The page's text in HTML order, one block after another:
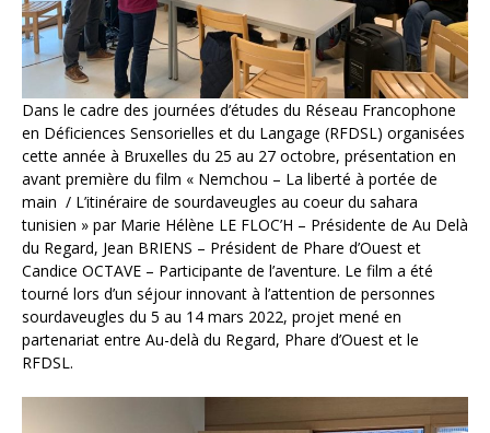
Dans le cadre des journées d’études du Réseau Francophone
en Déficiences Sensorielles et du Langage (RFDSL) organisées
cette année à Bruxelles du 25 au 27 octobre, présentation en
avant première du film « Nemchou – La liberté à portée de
main / L’itinéraire de sourdaveugles au coeur du sahara
tunisien » par Marie Hélène LE FLOC’H – Présidente de Au Delà
du Regard, Jean BRIENS – Président de Phare d’Ouest et
Candice OCTAVE – Participante de l’aventure. Le film a été
tourné lors d’un séjour innovant à l’attention de personnes
sourdaveugles du 5 au 14 mars 2022, projet mené en
partenariat entre Au-delà du Regard, Phare d’Ouest et le
RFDSL.